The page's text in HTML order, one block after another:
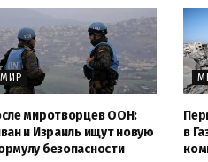
МИР
миротворцев ООН:
и Израиль ищут новую
безопасности
в